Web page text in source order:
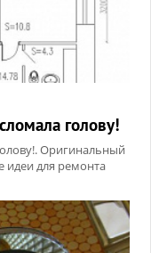
голову!
Оригинальный
идеи для ремонта